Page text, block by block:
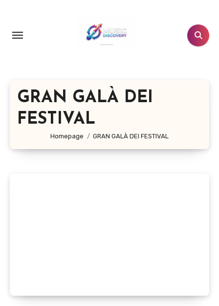
contenuto
GRAN GALÀ DEI
FESTIVAL
Homepage GRAN GALÀ DEI FESTIVAL